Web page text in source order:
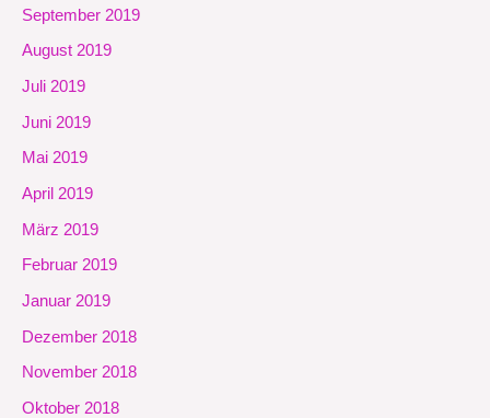
September 2019
August 2019
Juli 2019
Juni 2019
Mai 2019
April 2019
März 2019
Februar 2019
Januar 2019
Dezember 2018
November 2018
Oktober 2018